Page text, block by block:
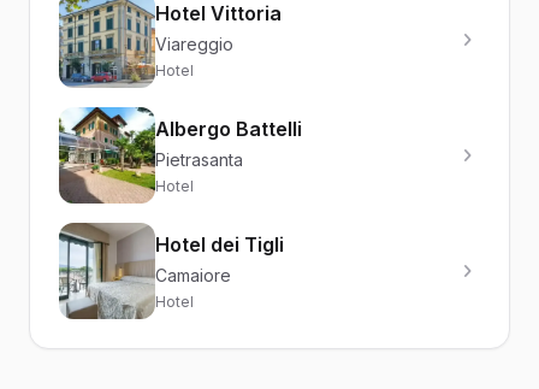
Hotel Vittoria
Viareggio
Hotel
Albergo Battelli
Pietrasanta
Hotel
Hotel dei Tigli
Camaiore
Hotel